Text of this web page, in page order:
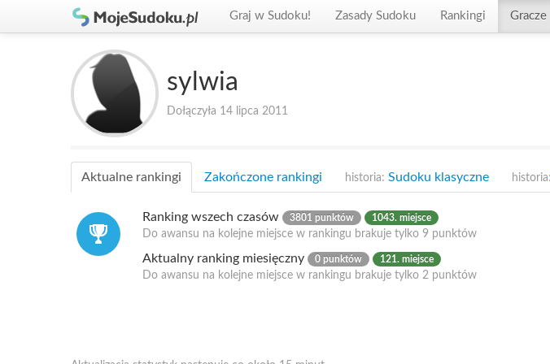
Graj w Sudoku! Zasady Sudoku Rankingi Gracze
sylwia
Dołączyła 14 lipca 2011
Aktualne rankingi Zakończone rankingi historia: Sudoku klasyczne historia:
Ranking wszech czasów 3801 punktów 1043. miejsce
Do awansu na kolejne miejsce w rankingu brakuje tylko 9 punktów
Aktualny ranking miesięczny 0 punktów 121. miejsce
Do awansu na kolejne miejsce w rankingu brakuje tylko 2 punktów